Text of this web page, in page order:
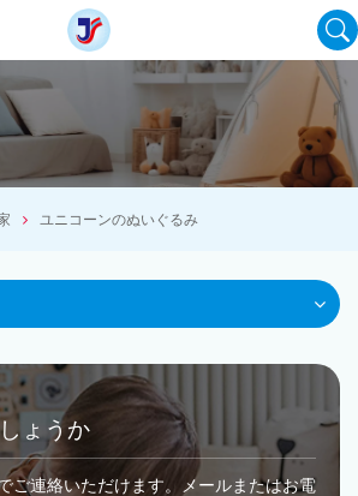
ユニコーンのぬいぐるみ
ょうか
ご連絡いただけます。メールまたはお電